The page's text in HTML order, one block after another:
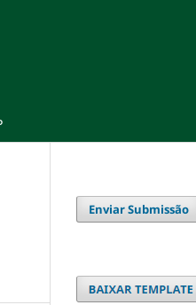
Enviar Submissão